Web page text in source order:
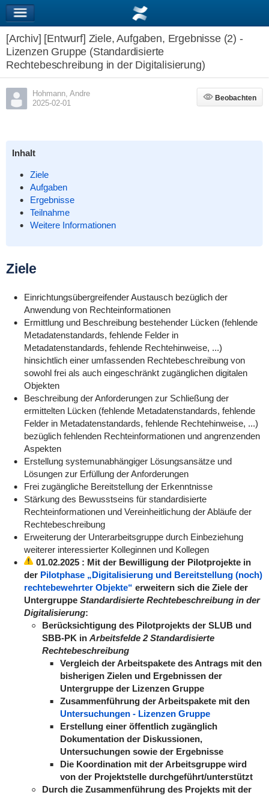
[Archiv] [Entwurf] Ziele, Aufgaben, Ergebnisse (2) -
Lizenzen Gruppe (Standardisierte
Rechtebeschreibung in der Digitalisierung)
Hohmann, Andre
2025-02-01
Beobachten
Beobachten
Inhalt
Ziele
Aufgaben
Ergebnisse
Teilnahme
Weitere Informationen
Ziele
Einrichtungsübergreifender Austausch bezüglich der
Anwendung von Rechteinformationen
Ermittlung und Beschreibung bestehender Lücken (fehlende
Metadatenstandards, fehlende Felder in
Metadatenstandards, fehlende Rechtehinweise, ...)
hinsichtlich einer umfassenden Rechtebeschreibung von
sowohl frei als auch eingeschränkt zugänglichen digitalen
Objekten
Beschreibung der Anforderungen zur Schließung der
ermittelten Lücken (fehlende Metadatenstandards, fehlende
Felder in Metadatenstandards, fehlende Rechtehinweise, ...)
bezüglich fehlenden Rechteinformationen und angrenzenden
Aspekten
Erstellung systemunabhängiger Lösungsansätze und
Lösungen zur Erfüllung der Anforderungen
Frei zugängliche Bereitstellung der Erkenntnisse
Stärkung des Bewusstseins für standardisierte
Rechteinformationen und Vereinheitlichung der Abläufe der
Rechtebeschreibung
Erweiterung der Unterarbeitsgruppe durch Einbeziehung
weiterer interessierter Kolleginnen und Kollegen
01.02.2025: Mit der Bewilligung der Pilotprojekte in
der Pilotphase „Digitalisierung und Bereitstellung (noch)
rechtebewehrter Objekte“ erweitern sich die Ziele der
Untergruppe Standardisierte Rechtebeschreibung in der
Digitalisierung:
Berücksichtigung des Pilotprojekts der SLUB und
SBB-PK in Arbeitsfelde 2 Standardisierte
Rechtebeschreibung
Vergleich der Arbeitspakete des Antrags mit den
bisherigen Zielen und Ergebnissen der
Untergruppe der Lizenzen Gruppe
Zusammenführung der Arbeitspakete mit den
Untersuchungen - Lizenzen Gruppe
Erstellung einer öffentlich zugänglich
Dokumentation der Diskussionen,
Untersuchungen sowie der Ergebnisse
Die Koordination mit der Arbeitsgruppe wird
von der Projektstelle durchgeführt/unterstützt
Durch die Zusammenführung des Projekts mit der